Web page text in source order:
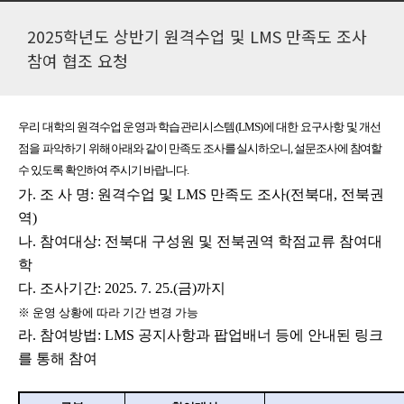
2025학년도 상반기 원격수업 및 LMS 만족도 조사
참여 협조 요청
우리 대학의 원격수업 운영과 학습관리시스템(LMS)에 대한 요구사항 및 개선
점을 파악하기 위해 아래와 같이 만족도 조사를 실시하오니,설문조사에 참여할
수 있도록 확인하여 주시기 바랍니다.
가. 조 사 명: 원격수업 및 LMS 만족도 조사(전북대 , 전북권
역)
나. 참여대상: 전북대 구성원 및 전북권역 학점교류 참여대
학
다. 조사기간: 2025. 7. 25.(금)까지
※ 운영 상황에 따라 기간 변경 가능
라. 참여방법: LMS 공지사항과 팝업배너 등에 안내된 링크
를 통해 참여